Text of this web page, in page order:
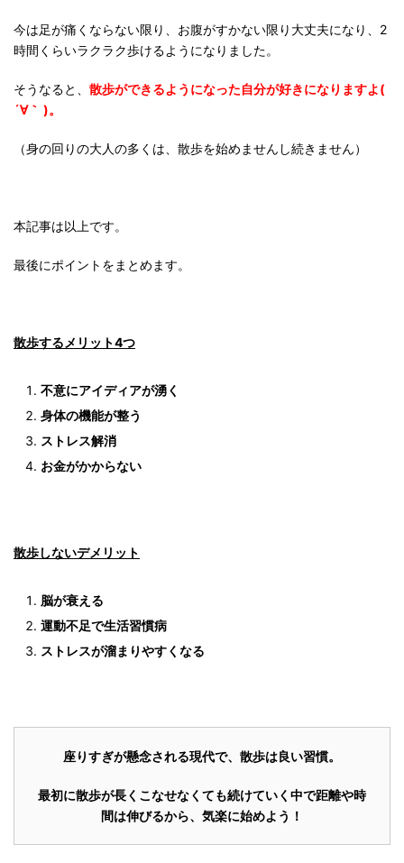
今は足が痛くならない限り、お腹がすかない限り大丈夫になり、2
時間くらいラクラク歩けるようになりました。
そうなると、 散歩ができるようになった自分が好きになりますよ(
´∀｀ )。
（身の回りの大人の多くは、散歩を始めませんし続きません）
本記事は以上です。
最後にポイントをまとめます。
散歩するメリット4つ
不意にアイディアが湧く
身体の機能が整う
ストレス解消
お金がかからない
散歩しないデメリット
脳が衰える
運動不足で生活習慣病
ストレスが溜まりやすくなる
座りすぎが懸念される現代で、散歩は良い習慣。
最初に散歩が長くこなせなくても続けていく中で距離や時
間は伸びるから、気楽に始めよう！